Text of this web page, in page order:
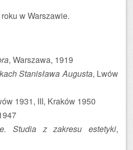
w Warszawie.
, Warszawa, 1919
Stanisława Augusta, Lwów
1931, III, Kraków 1950
Studia z zakresu estetyki,